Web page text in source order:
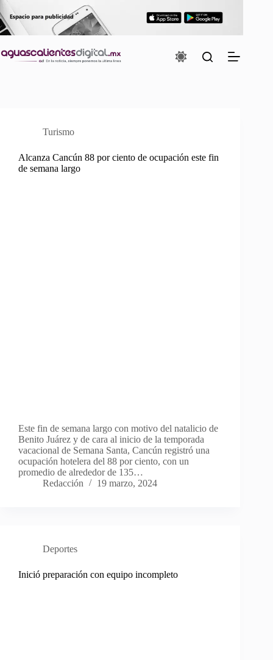
al
contenido
Turismo
Alcanza Cancún 88 por ciento de ocupación este fin
de semana largo
Este fin de semana largo con motivo del natalicio de
Benito Juárez y de cara al inicio de la temporada
vacacional de Semana Santa, Cancún registró una
ocupación hotelera del 88 por ciento, con un
promedio de alrededor de 135…
Redacción
19 marzo, 2024
Deportes
Inició preparación con equipo incompleto